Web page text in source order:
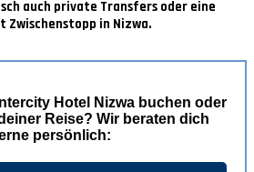
auch private Transfers oder eine
Zwischenstopp in Nizwa.
Intercity Hotel Nizwa buchen oder
Reise? Wir beraten dich
persönlich: